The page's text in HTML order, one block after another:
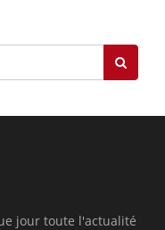
jour toute l'actualité